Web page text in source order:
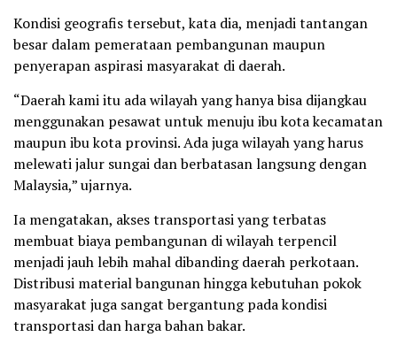
Kondisi geografis tersebut, kata dia, menjadi tantangan
besar dalam pemerataan pembangunan maupun
penyerapan aspirasi masyarakat di daerah.
“Daerah kami itu ada wilayah yang hanya bisa dijangkau
menggunakan pesawat untuk menuju ibu kota kecamatan
maupun ibu kota provinsi. Ada juga wilayah yang harus
melewati jalur sungai dan berbatasan langsung dengan
Malaysia,” ujarnya.
Ia mengatakan, akses transportasi yang terbatas
membuat biaya pembangunan di wilayah terpencil
menjadi jauh lebih mahal dibanding daerah perkotaan.
Distribusi material bangunan hingga kebutuhan pokok
masyarakat juga sangat bergantung pada kondisi
transportasi dan harga bahan bakar.